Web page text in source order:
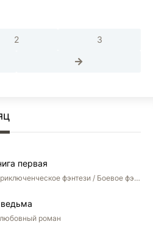
2 3
первая
Попаданцы / Приключенческое фэнтези / Боевое фэнтези
роман